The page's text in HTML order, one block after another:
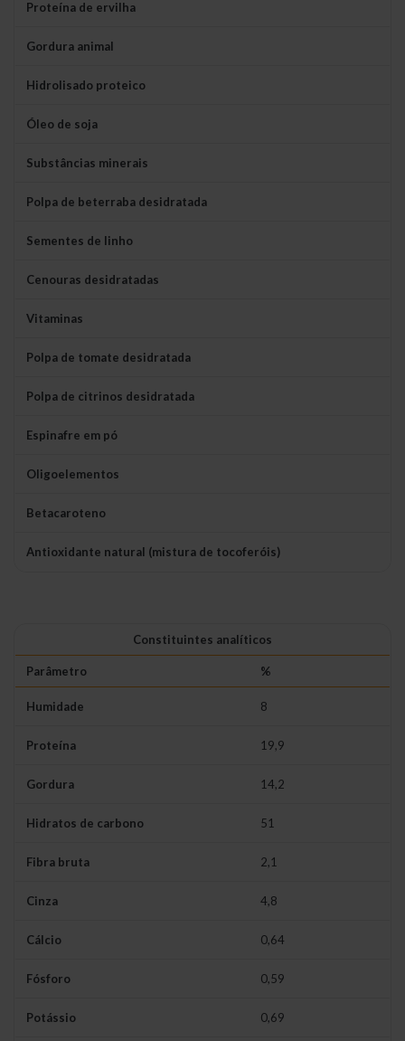
Proteína de ervilha
Gordura animal
Hidrolisado proteico
Óleo de soja
Substâncias minerais
Polpa de beterraba desidratada
Sementes de linho
Cenouras desidratadas
Vitaminas
Polpa de tomate desidratada
Polpa de citrinos desidratada
Espinafre em pó
Oligoelementos
Betacaroteno
Antioxidante natural (mistura de tocoferóis)
Constituintes analíticos
Parâmetro %
Humidade 8
Proteína 19,9
Gordura 14,2
Hidratos de carbono 51
Fibra bruta 2,1
Cinza 4,8
Cálcio 0,64
Fósforo 0,59
Potássio 0,69